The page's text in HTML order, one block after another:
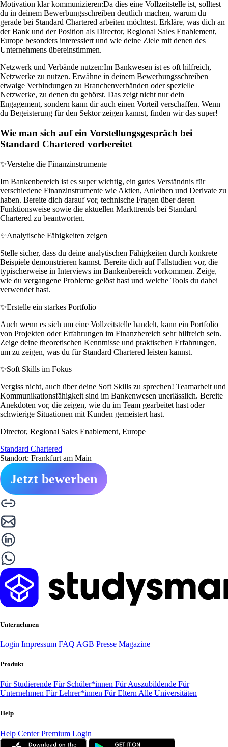
Motivation klar kommunizieren:Da dies eine Vollzeitstelle ist, solltest
du in deinem Bewerbungsschreiben deutlich machen, warum du
gerade bei Standard Chartered arbeiten möchtest. Erkläre, was dich an
der Bank und der Position als Director, Regional Sales Enablement,
Europe besonders interessiert und wie deine Ziele mit denen des
Unternehmens übereinstimmen.
Netzwerk und Verbände nutzen:Im Bankwesen ist es oft hilfreich,
Netzwerke zu nutzen. Erwähne in deinem Bewerbungsschreiben
etwaige Verbindungen zu Branchenverbänden oder spezielle
Netzwerke, zu denen du gehörst. Das zeigt nicht nur dein
Engagement, sondern kann dir auch einen Vorteil verschaffen. Wenn
du Begeisterung für den Sektor zeigen kannst, finden wir das super!
Wie man sich auf ein Vorstellungsgespräch bei
Standard Chartered vorbereitet
✨Verstehe die Finanzinstrumente
Im Bankenbereich ist es super wichtig, ein gutes Verständnis für
verschiedene Finanzinstrumente wie Aktien, Anleihen und Derivate zu
haben. Bereite dich darauf vor, technische Fragen über deren
Funktionsweise sowie die aktuellen Markttrends bei Standard
Chartered zu beantworten.
✨Analytische Fähigkeiten zeigen
Stelle sicher, dass du deine analytischen Fähigkeiten durch konkrete
Beispiele demonstrieren kannst. Bereite dich auf Fallstudien vor, die
typischerweise in Interviews im Bankenbereich vorkommen. Zeige,
wie du vergangene Probleme gelöst hast und welche Tools du dabei
verwendet hast.
✨Erstelle ein starkes Portfolio
Auch wenn es sich um eine Vollzeitstelle handelt, kann ein Portfolio
von Projekten oder Erfahrungen im Finanzbereich sehr hilfreich sein.
Zeige deine theoretischen Kenntnisse und praktischen Erfahrungen,
um zu zeigen, was du für Standard Chartered leisten kannst.
✨Soft Skills im Fokus
Vergiss nicht, auch über deine Soft Skills zu sprechen! Teamarbeit und
Kommunikationsfähigkeit sind im Bankenwesen unerlässlich. Bereite
Anekdoten vor, die zeigen, wie du im Team gearbeitet hast oder
schwierige Situationen mit Kunden gemeistert hast.
Director, Regional Sales Enablement, Europe
Standard Chartered
Standort: Frankfurt am Main
Jetzt bewerben
Unternehmen
Login Impressum FAQ AGB Presse Magazine
Produkt
Für Studierende Für Schüler*innen Für Auszubildende Für
Unternehmen Für Lehrer*innen Für Eltern Alle Universitäten
Help
Help CenterPremium Login